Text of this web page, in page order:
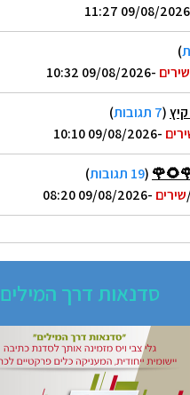
)
שירים -09/08/2026 10:32
(7 תגובות
)
-09/08/2026 10:10
(19 תגובות
)
שירים -09/08/2026 08:20
סדנאות דרך המילים